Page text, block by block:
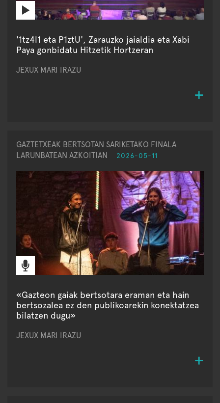
'1tz4l1 eta P1ztU', Zarauzko jaialdia eta Xabi
Paya gonbidatu Hitzetik Hortzeran
JEXUX MARI IRAZU
GAZTETXEAK BERTSOTAN SARIKETAKO FINALA
LARUNBATEAN AZKOITIAN
2026-05-11
«Gazteon gaiak bertsotara eraman eta hain
bertsozalea ez den publikoarekin konektatzea
bilatzen dugu»
JEXUX MARI IRAZU